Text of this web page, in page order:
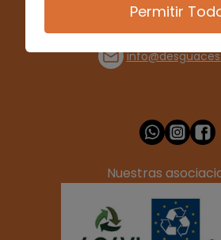
(+34) 928
Nuestras
Permitir